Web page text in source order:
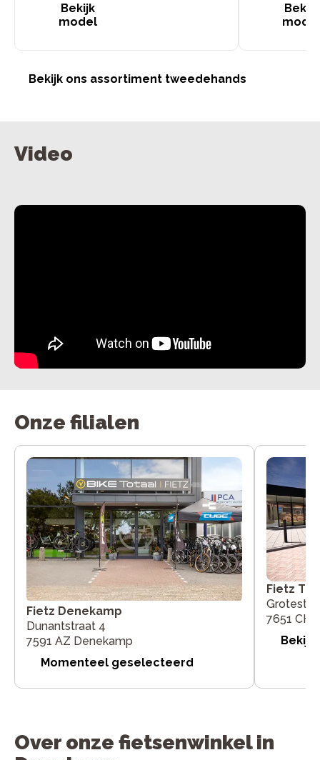
Bekijk
model
Bekijk
Bekijk ons assortiment tweedehands
Video
Onze filialen
Fietz Denekamp
Dunantstraat 4
7591 AZ Denekamp
Momenteel geselecteerd
Fietz
7651 CH
Bekijk
Over onze fietsenwinkel in